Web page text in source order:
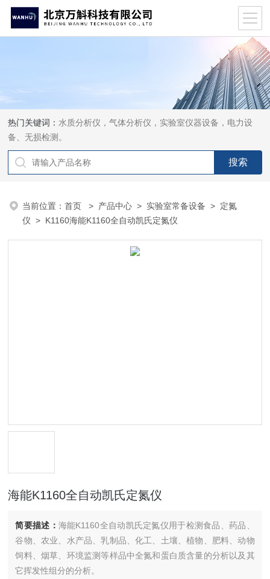
热门关键词： 水质分析仪，气体分析仪，实验室仪器设备，电力设
备、无损检测。
当前位置：首页 > 产品中心 > 实验室常备设备 > 定氮
仪 > K1160海能K1160全自动凯氏定氮仪
海能K1160全自动凯氏定氮仪
简要描述： 海能K1160全自动凯氏定氮仪用于检测食品、药品、
谷物、农业、水产品、乳制品、化工、土壤、植物、肥料、动物
饲料、烟草、环境监测等样品中全氮和蛋白质含量的分析以及其
它挥发性组分的分析。